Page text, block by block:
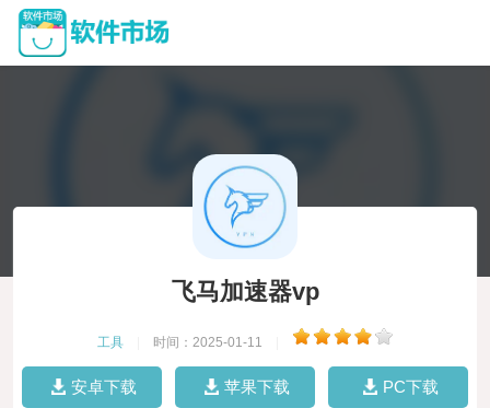
飞马加速器vp
工具 时间：2025-01-11
安卓下载 苹果下载 PC下载